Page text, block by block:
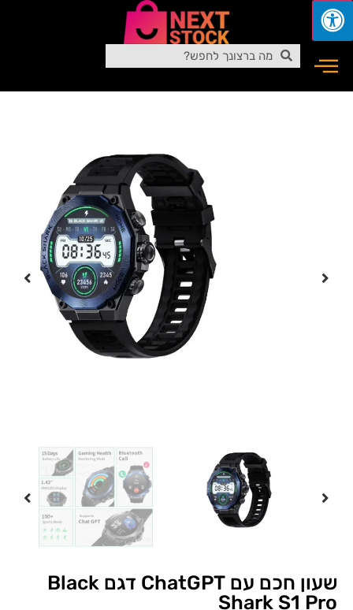
שעון חכם עם ChatGPT דגם Black
Shark S1 Pro